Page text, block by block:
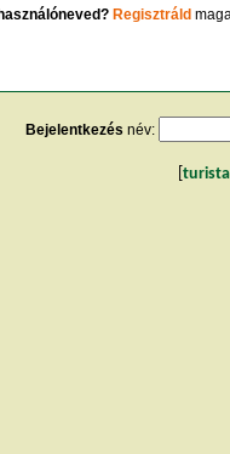
Regisztráld
Bejelentkezés név: